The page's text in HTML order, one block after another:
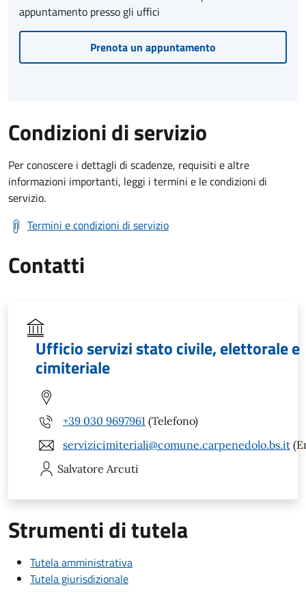
appuntamento presso gli uffici
Prenota un appuntamento
Condizioni di servizio
Per conoscere i dettagli di scadenze, requisiti e altre
informazioni importanti, leggi i termini e le condizioni di
servizio.
Termini e condizioni di servizio
Contatti
Ufficio servizi stato civile, elettorale e
cimiteriale
+39 030 9697961 (Telefono)
servizicimiteriali@comune.carpenedolo.bs.it
Salvatore Arcuti
Strumenti di tutela
Tutela amministrativa
Tutela giurisdizionale